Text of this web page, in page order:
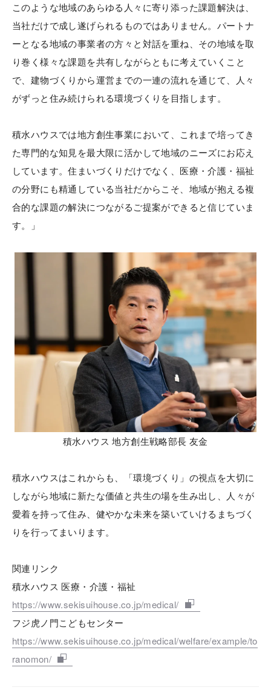
このような地域のあらゆる人々に寄り添った課題解決は、
当社だけで成し遂げられるものではありません。パートナ
ーとなる地域の事業者の方々と対話を重ね、その地域を取
り巻く様々な課題を共有しながらともに考えていくこと
で、建物づくりから運営までの一連の流れを通じて、人々
がずっと住み続けられる環境づくりを目指します。
積水ハウスでは地方創生事業において、これまで培ってき
た専門的な知見を最大限に活かして地域のニーズにお応え
しています。住まいづくりだけでなく、医療・介護・福祉
の分野にも精通している当社だからこそ、地域が抱える複
合的な課題の解決につながるご提案ができると信じていま
す。」
積水ハウス 地方創生戦略部長 友金
積水ハウスはこれからも、「環境づくり」の視点を大切に
しながら地域に新たな価値と共生の場を生み出し、人々が
愛着を持って住み、健やかな未来を築いていけるまちづく
りを行ってまいります。
関連リンク
積水ハウス 医療・介護・福祉
https://www.sekisuihouse.co.jp/medical/
フジ虎ノ門こどもセンター
https://www.sekisuihouse.co.jp/medical/welfare/example/to
ranomon/